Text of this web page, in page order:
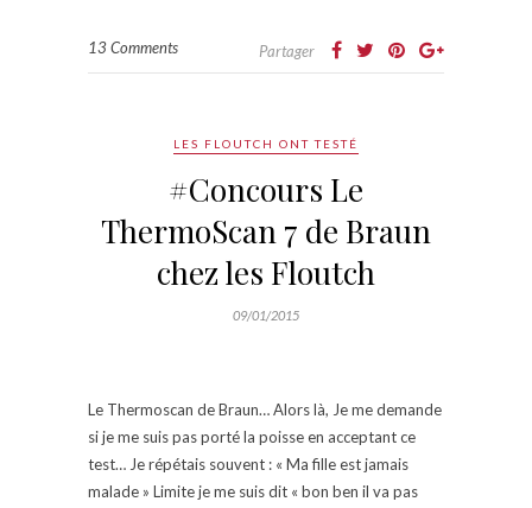
13 Comments Partager
LES FLOUTCH ONT TESTÉ
#Concours Le
ThermoScan 7 de Braun
chez les Floutch
09/01/2015
Le Thermoscan de Braun… Alors là, Je me demande
si je me suis pas porté la poisse en acceptant ce
test… Je répétais souvent : « Ma fille est jamais
malade » Limite je me suis dit « bon ben il va pas